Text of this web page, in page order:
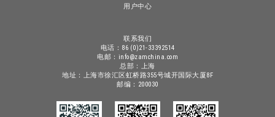
用户中心
联系我们
电话：86 (0)21-33392514
电邮：info@zamchina.com
总部：上海
地址：上海市徐汇区虹桥路355号城开国际大厦8F
邮编：200030